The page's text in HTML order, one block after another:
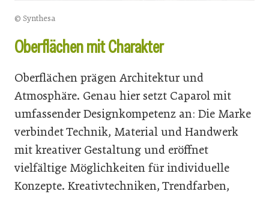
© Synthesa
Oberflächen mit Charakter
Oberflächen prägen Architektur und
Atmosphäre. Genau hier setzt Caparol mit
umfassender Designkompetenz an: Die Marke
verbindet Technik, Material und Handwerk
mit kreativer Gestaltung und eröffnet
vielfältige Möglichkeiten für individuelle
Konzepte. Kreativtechniken, Trendfarben,